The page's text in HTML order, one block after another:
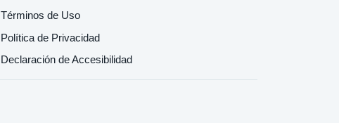
Términos de Uso
Política de Privacidad
Declaración de Accesibilidad